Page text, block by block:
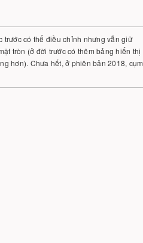
trước có thể điều chỉnh nhưng vẫn giữ
tròn (ở đời trước có thêm bảng hiển thị
hơn). Chưa hết, ở phiên bản 2018, cụm